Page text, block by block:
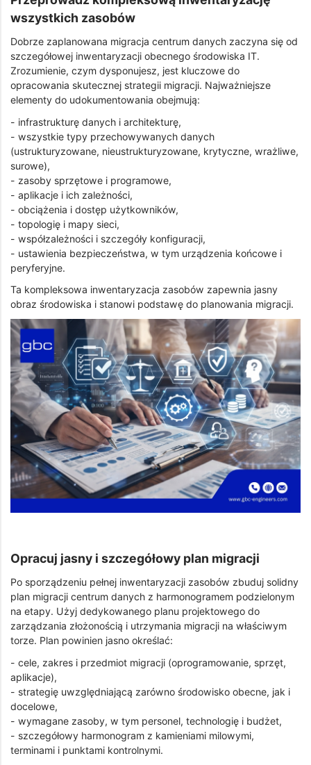
wszystkich zasobów
Dobrze zaplanowana migracja centrum danych zaczyna się od
szczegółowej inwentaryzacji obecnego środowiska IT.
Zrozumienie, czym dysponujesz, jest kluczowe do
opracowania skutecznej strategii migracji. Najważniejsze
elementy do udokumentowania obejmują:
- infrastrukturę danych i architekturę,
- wszystkie typy przechowywanych danych
(ustrukturyzowane, nieustrukturyzowane, krytyczne, wrażliwe,
surowe),
- zasoby sprzętowe i programowe,
- aplikacje i ich zależności,
- obciążenia i dostęp użytkowników,
- topologię i mapy sieci,
- współzależności i szczegóły konfiguracji,
- ustawienia bezpieczeństwa, w tym urządzenia końcowe i
peryferyjne.
Ta kompleksowa inwentaryzacja zasobów zapewnia jasny
obraz środowiska i stanowi podstawę do planowania migracji.
Opracuj jasny i szczegółowy plan migracji
Po sporządzeniu pełnej inwentaryzacji zasobów zbuduj solidny
plan migracji centrum danych z harmonogramem podzielonym
na etapy. Użyj dedykowanego planu projektowego do
zarządzania złożonością i utrzymania migracji na właściwym
torze. Plan powinien jasno określać:
- cele, zakres i przedmiot migracji (oprogramowanie, sprzęt,
aplikacje),
- strategię uwzględniającą zarówno środowisko obecne, jak i
docelowe,
- wymagane zasoby, w tym personel, technologię i budżet,
- szczegółowy harmonogram z kamieniami milowymi,
terminami i punktami kontrolnymi.